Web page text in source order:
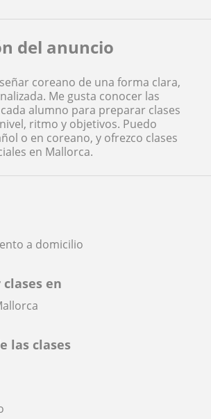
a domicilio
en
las clases
del anuncio
coreano de una forma clara,
Me gusta conocer las
alumno para preparar clases
ritmo y objetivos. Puedo
o en coreano, y ofrezco clases
en Mallorca.